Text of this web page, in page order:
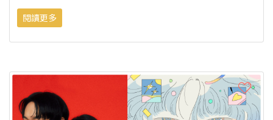
閱讀更多